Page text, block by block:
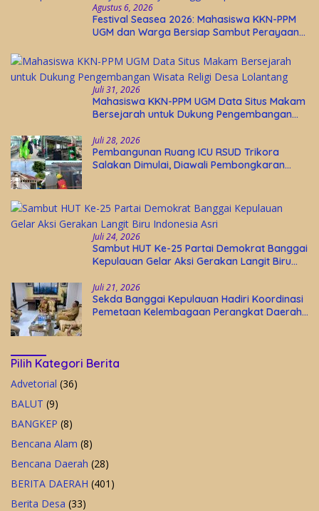
Agustus 6, 2026
Festival Seasea 2026: Mahasiswa KKN-PPM
UGM dan Warga Bersiap Sambut Perayaan
Juli 31, 2026
Mahasiswa KKN-PPM UGM Data Situs Makam
Bersejarah untuk Dukung Pengembangan
Juli 28, 2026
Pembangunan Ruang ICU RSUD Trikora
Salakan Dimulai, Diawali Pembongkaran
Juli 24, 2026
Sambut HUT Ke-25 Partai Demokrat Banggai
Kepulauan Gelar Aksi Gerakan Langit Biru
Juli 21, 2026
Sekda Banggai Kepulauan Hadiri Koordinasi
Pemetaan Kelembagaan Perangkat Daerah
Pilih Kategori Berita
Advetorial (36)
BALUT (9)
BANGKEP (8)
Bencana Alam (8)
Bencana Daerah (28)
BERITA DAERAH (401)
Berita Desa (33)